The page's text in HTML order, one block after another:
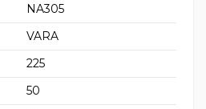
NA305
VARA
225
50